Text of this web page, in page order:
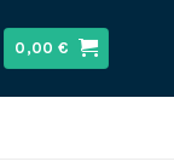
0,00€